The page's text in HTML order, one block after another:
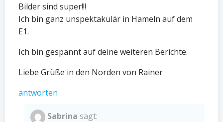
Bilder sind super!!!
Ich bin ganz unspektakulär in Hameln auf dem
E1.
Ich bin gespannt auf deine weiteren Berichte.
Liebe Grüße in den Norden von Rainer
antworten
Sabrina sagt: